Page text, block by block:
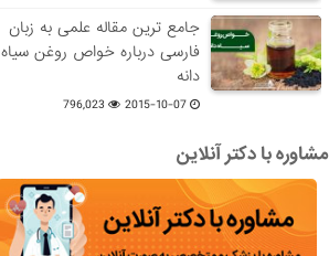
جامع ترین مقاله علمی به زبان
فارسی درباره خواص روغن سیاه
دانه
2015-10-07
796,023
مشاوره با دکتر آنلاین